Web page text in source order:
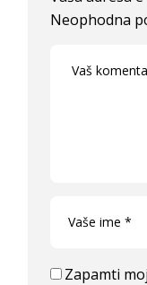
Neophodna
Zapamti